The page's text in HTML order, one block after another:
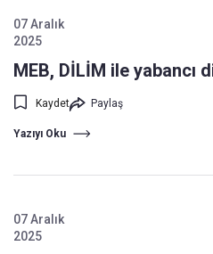
07 Aralık
2025
MEB, DİLİM ile yabancı
Kaydet Paylaş
Yazıyı Oku
07 Aralık
2025